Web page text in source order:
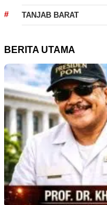
TANJAB BARAT
BERITA UTAMA